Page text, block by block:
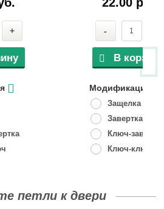
+ -
В корзину
Модификация
Защелка
Завертка
Ключ-
Ключ-ключ
петли к двери